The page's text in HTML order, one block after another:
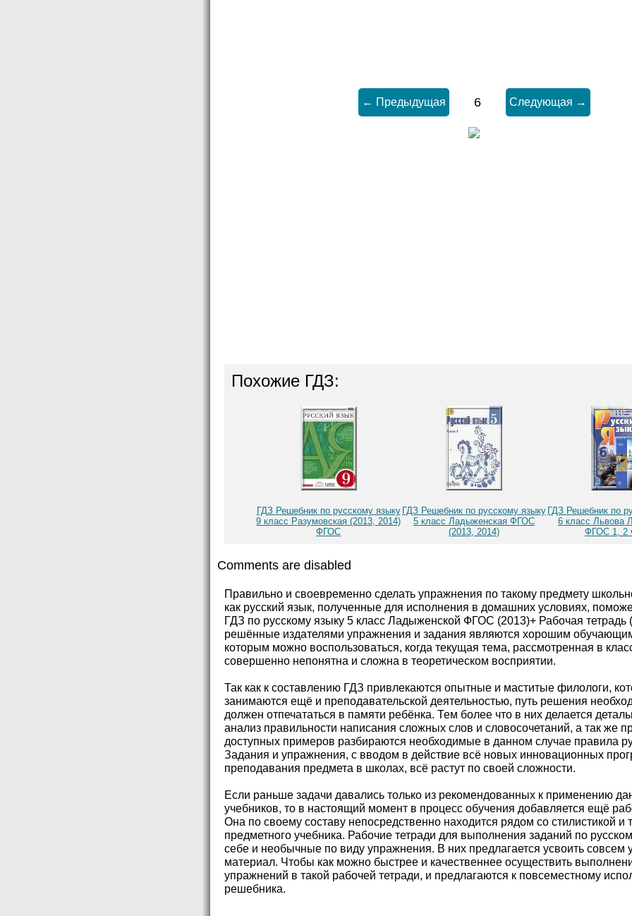
← Предыдущая 6 Следующая →
Похожие ГДЗ:
ГДЗ Решебник по русскому языку
9 класс Разумовская (2013, 2014)
ФГОС
ГДЗ Решебник по русскому языку
5 класс Ладыженская ФГОС
(2013, 2014)
ГДЗ Решебник по
6 класс Львова
ФГОС 1, 2
Comments are disabled
Правильно и своевременно сделать упражнения по такому предмету
как русский язык, полученные для исполнения в домашних условиях,
ГДЗ по русскому языку 5 класс Ладыженской ФГОС (2013)+ Рабочая тетрадь
решённые издателями упражнения и задания являются хорошим
которым можно воспользоваться, когда текущая тема, рассмотренная в
совершенно непонятна и сложна в теоретическом восприятии.
Так как к составлению ГДЗ привлекаются опытные и маститые филологи,
занимаются ещё и преподавательской деятельностью, путь решения
должен отпечататься в памяти ребёнка. Тем более что в них делается
анализ правильности написания сложных слов и словосочетаний, а так же
доступных примеров разбираются необходимые в данном случае правила
Задания и упражнения, с вводом в действие всё новых инновационных
преподавания предмета в школах, всё растут по своей сложности.
Если раньше задачи давались только из рекомендованных к применению
учебников, то в настоящий момент в процесс обучения добавляется ещё
Она по своему составу непосредственно находится рядом со стилистикой и
предметного учебника. Рабочие тетради для выполнения заданий по
себе и необычные по виду упражнения. В них предлагается усвоить
материал. Чтобы как можно быстрее и качественнее осуществить
упражнений в такой рабочей тетради, и предлагаются к повсеместному
решебника.